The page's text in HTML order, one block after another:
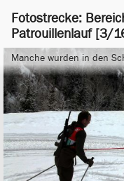
Fotostrecke:
Patrouillenlauf [3/
Manche wurden in den